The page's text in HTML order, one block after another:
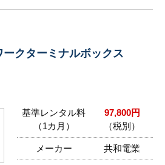
クターミナルボックス
基準レンタル料
（1カ月）
97,800円
（税別）
メーカー 共和電業